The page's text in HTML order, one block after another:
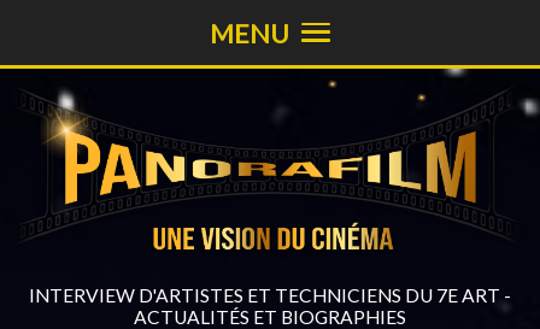
INTERVIEW D'ARTISTES ET TECHNICIENS DU 7E ART -
ACTUALITÉS ET BIOGRAPHIES
MENU